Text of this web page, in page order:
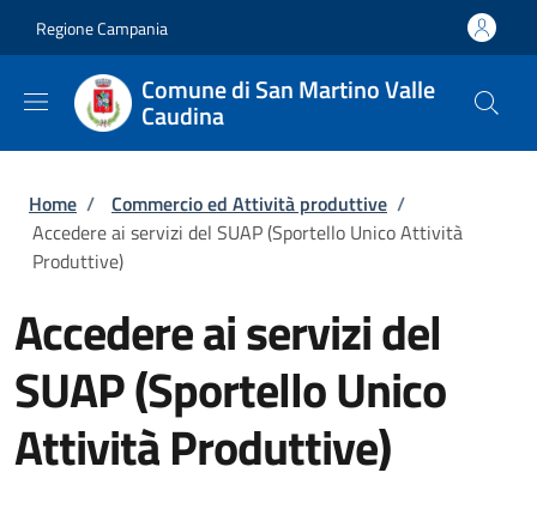
Regione Campania
Comune di San Martino Valle
Caudina
Briciole di pane
Home / Commercio ed Attività produttive /
Accedere ai servizi del SUAP (Sportello Unico Attività
Produttive)
Accedere ai servizi del
SUAP (Sportello Unico
Attività Produttive)